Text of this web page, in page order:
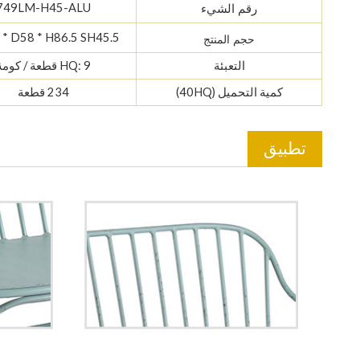
رقم الشيء H45-ALU
حجم المنتج D58 * H86.5 SH45.5
التعبئة
HQ: 9 قطعة / كومة
كمية التحميل (40HQ)
234 قطعة
تطبيق